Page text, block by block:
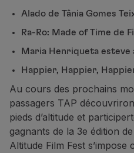
Alado de Tânia Gomes
Ra-Ro: Made of Time de
Maria Henriqueta esteve
Happier, Happier,
Au cours des prochains
passagers TAP
pieds d’altitude et
gagnants de la 3e édition de
Altitude Film Fest